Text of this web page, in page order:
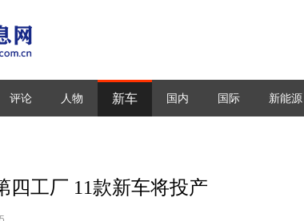
评论 人物 新车 国内 国际 新能源
四工厂 11款新车将投产